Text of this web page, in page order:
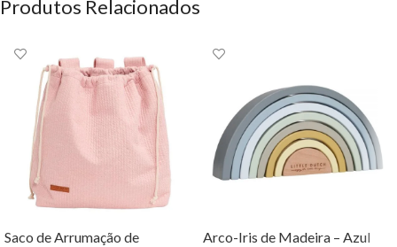
Produtos Relacionados
Saco de Arrumação de
Arco-Iris de Madeira – Azul